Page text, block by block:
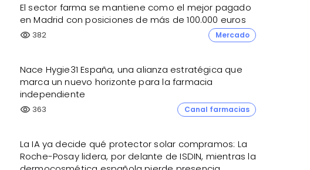
El sector farma se mantiene como el mejor pagado
en Madrid con posiciones de más de 100.000 euros
visibility 382 Mercado
Nace Hygie31 España, una alianza estratégica que
marca un nuevo horizonte para la farmacia
independiente
visibility 363 Canal farmacias
La IA ya decide qué protector solar compramos: La
Roche-Posay lidera, por delante de ISDIN, mientras la